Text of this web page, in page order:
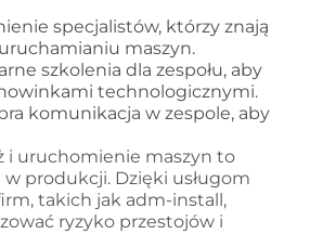
specjalistów, którzy znają
maszyn.
szkolenia dla zespołu, aby
technologicznymi.
komunikacja w zespole, aby
i uruchomienie maszyn to
produkcji. Dzięki usługom
takich jak adm-install,
ryzyko przestojów i